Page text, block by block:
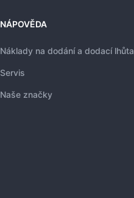
NÁPOVĚDA
Náklady na dodání a dodací lhůta
Servis
Naše značky